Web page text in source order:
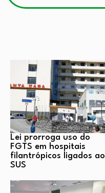
Lei prorroga uso do
FGTS em hospitais
filantrópicos ligados ao
SUS